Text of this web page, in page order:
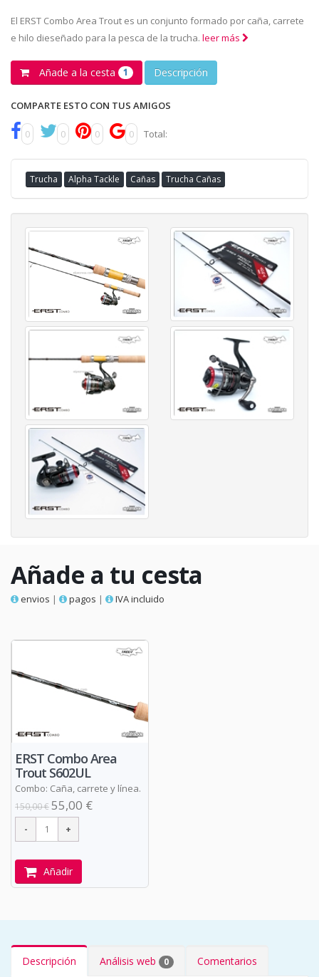
El ERST Combo Area Trout es un conjunto formado por caña, carrete
e hilo dieseñado para la pesca de la trucha. leer más
Añade a la cesta 1 Descripción
COMPARTE ESTO CON TUS AMIGOS
0 0 0 0 Total:
Trucha Alpha Tackle Cañas Trucha Cañas
Añade a tu cesta
envios | pagos | IVA incluido
ERST Combo Area
Trout S602UL
Combo: Caña, carrete y línea.
150,00 €55,00 €
Añadir
Descripción Análisis web 0 Comentarios